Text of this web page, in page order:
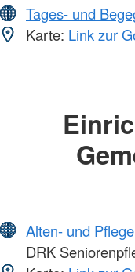
Tages- und
Karte: Link zur
Alten- und
DRK